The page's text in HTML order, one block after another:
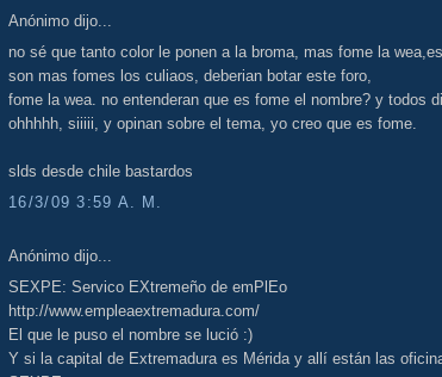
Anónimo dijo...
no sé que tanto color le ponen a la broma, mas fome la
son mas fomes los culiaos, deberian botar este foro,
fome la wea. no entenderan que es fome el nombre? y todos
ohhhhh, siiiii, y opinan sobre el tema, yo creo que es fome.
slds desde chile bastardos
16/3/09 3:59 A. M.
Anónimo dijo...
SEXPE: Servico EXtremeño de emPlEo
http://www.empleaextremadura.com/
El que le puso el nombre se lució :)
Y si la capital de Extremadura es Mérida y allí están las